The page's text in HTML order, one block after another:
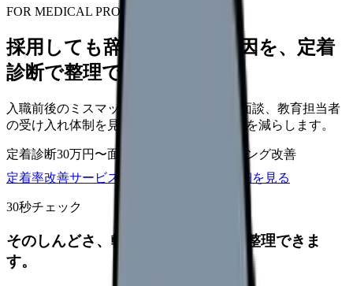
FOR MEDICAL PROVIDERS
採用しても辞めてしまう原因を、定着
診断で整理できます
入職前後のミスマッチ、初月面談、3ヶ月面談、教育担当者
の受け入れ体制を見直し、早期離職の再発を減らします。
定着診断30万円〜面談シート
オンボーディング改善
定着率改善サービスを相談
サービス詳細を見る
30秒チェック
そのしんどさ、転職すべきサインか整理できま
す。